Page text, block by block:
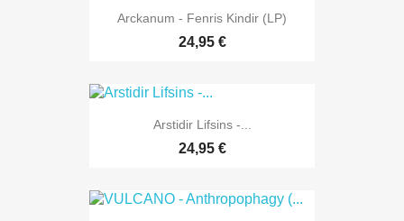
Arckanum - Fenris Kindir (LP)
24,95 €
Arstidir Lifsins -...
24,95 €